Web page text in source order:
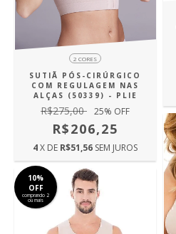
2 CORES
SUTIÃ PÓS-CIRÚRGICO
COM REGULAGEM NAS
ALÇAS (50339) - PLIE
R$275,00 25% OFF
R$206,25
4X DE R$51,56 SEM JUROS
10%
OFF
comprando 2
ou mais